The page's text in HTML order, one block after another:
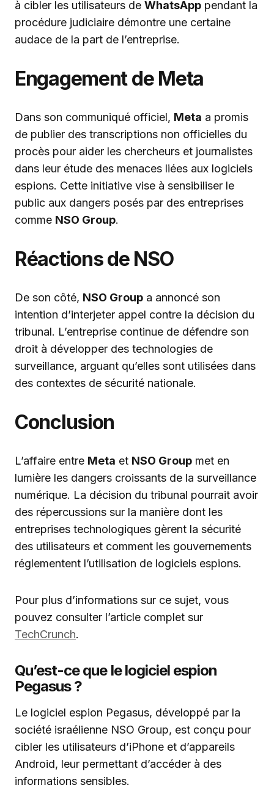
à cibler les utilisateurs de WhatsApp pendant la
procédure judiciaire démontre une certaine
audace de la part de l’entreprise.
Engagement de Meta
Dans son communiqué officiel, Meta a promis
de publier des transcriptions non officielles du
procès pour aider les chercheurs et journalistes
dans leur étude des menaces liées aux logiciels
espions. Cette initiative vise à sensibiliser le
public aux dangers posés par des entreprises
comme NSO Group.
Réactions de NSO
De son côté, NSO Group a annoncé son
intention d’interjeter appel contre la décision du
tribunal. L’entreprise continue de défendre son
droit à développer des technologies de
surveillance, arguant qu’elles sont utilisées dans
des contextes de sécurité nationale.
Conclusion
L’affaire entre Meta et NSO Group met en
lumière les dangers croissants de la surveillance
numérique. La décision du tribunal pourrait avoir
des répercussions sur la manière dont les
entreprises technologiques gèrent la sécurité
des utilisateurs et comment les gouvernements
réglementent l’utilisation de logiciels espions.
Pour plus d’informations sur ce sujet, vous
pouvez consulter l’article complet sur
TechCrunch.
Qu’est-ce que le logiciel espion
Pegasus ?
Le logiciel espion Pegasus, développé par la
société israélienne NSO Group, est conçu pour
cibler les utilisateurs d’iPhone et d’appareils
Android, leur permettant d’accéder à des
informations sensibles.